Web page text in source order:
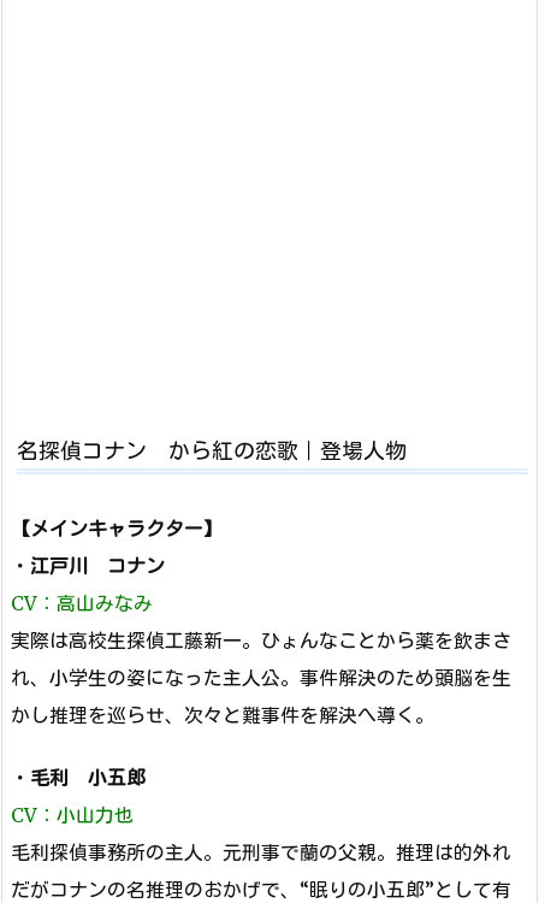
名探偵コナン から紅の恋歌｜登場人物
【メインキャラクター】
・ 江戸川 コナン
CV：高山みなみ
実際は高校生探偵工藤新一。ひょんなことから薬を飲まさ
れ、小学生の姿になった主人公。事件解決のため頭脳を生
かし推理を巡らせ、次々と難事件を解決へ導く。
・ 毛利 小五郎
CV：小山力也
毛利探偵事務所の主人。元刑事で蘭の父親。推理は的外れ
だがコナンの名推理のおかげで、“眠りの小五郎”として有